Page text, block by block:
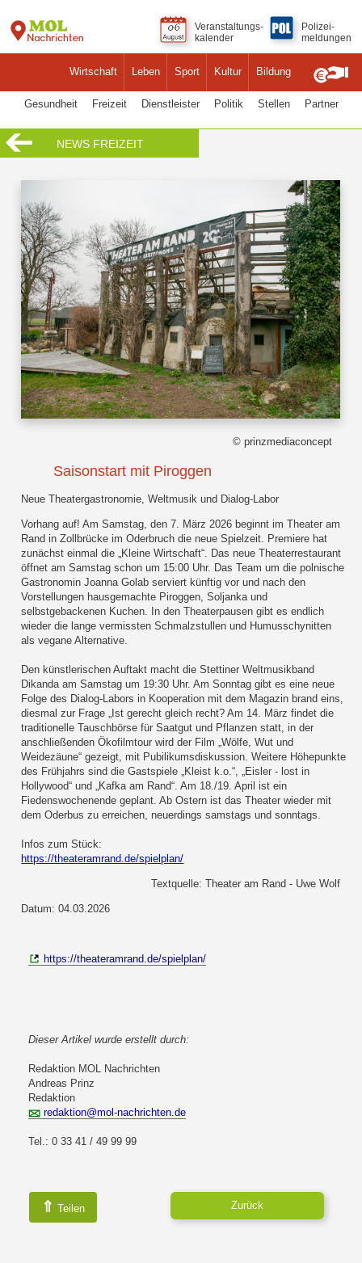
Wirtschaft Leben Sport Kultur Bildung
Veranstaltungs-
kalender
Polizei-
meldungen
Gesundheit Freizeit Dienstleister Politik Stellen Partner
NEWS FREIZEIT
© prinzmediaconcept
Saisonstart mit Piroggen
Neue Theatergastronomie, Weltmusik und Dialog-Labor
Vorhang auf! Am Samstag, den 7. März 2026 beginnt im Theater am
Rand in Zollbrücke im Oderbruch die neue Spielzeit. Premiere hat
zunächst einmal die „Kleine Wirtschaft“. Das neue Theaterrestaurant
öffnet am Samstag schon um 15:00 Uhr. Das Team um die polnische
Gastronomin Joanna Golab serviert künftig vor und nach den
Vorstellungen hausgemachte Piroggen, Soljanka und
selbstgebackenen Kuchen. In den Theaterpausen gibt es endlich
wieder die lange vermissten Schmalzstullen und Humusschynitten
als vegane Alternative.
Den künstlerischen Auftakt macht die Stettiner Weltmusikband
Dikanda am Samstag um 19:30 Uhr. Am Sonntag gibt es eine neue
Folge des Dialog-Labors in Kooperation mit dem Magazin brand eins,
diesmal zur Frage „Ist gerecht gleich recht? Am 14. März findet die
traditionelle Tauschbörse für Saatgut und Pflanzen statt, in der
anschließenden Ökofilmtour wird der Film „Wölfe, Wut und
Weidezäune“ gezeigt, mit Pubilikumsdiskussion. Weitere Höhepunkte
des Frühjahrs sind die Gastspiele „Kleist k.o.“, „Eisler - lost in
Hollywood“ und „Kafka am Rand“. Am 18./19. April ist ein
Fiedenswochenende geplant. Ab Ostern ist das Theater wieder mit
dem Oderbus zu erreichen, neuerdings samstags und sonntags.
Infos zum Stück:
https://theateramrand.de/spielplan/
Textquelle: Theater am Rand - Uwe Wolf
Datum: 04.03.2026
https://theateramrand.de/spielplan/
Dieser Artikel wurde erstellt durch:
Redaktion MOL Nachrichten
Andreas Prinz
Redaktion
redaktion@mol-nachrichten.de
Tel.: 0 33 41 / 49 99 99
⇑ Teilen Zurück